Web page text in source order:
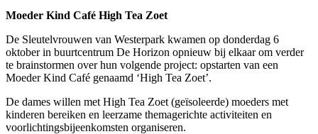
Moeder Kind Café High Tea Zoet
De Sleutelvrouwen van Westerpark kwamen op donderdag 6
oktober in buurtcentrum De Horizon opnieuw bij elkaar om verder
te brainstormen over hun volgende project: opstarten van een
Moeder Kind Café genaamd ‘High Tea Zoet’.
De dames willen met High Tea Zoet (geïsoleerde) moeders met
kinderen bereiken en leerzame themagerichte activiteiten en
voorlichtingsbijeenkomsten organiseren.